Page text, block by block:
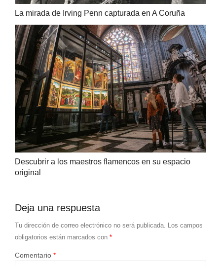
La mirada de Irving Penn capturada en A Coruña
Descubrir a los maestros flamencos en su espacio
original
Deja una respuesta
Tu dirección de correo electrónico no será publicada.
Los campos
obligatorios están marcados con *
Comentario *